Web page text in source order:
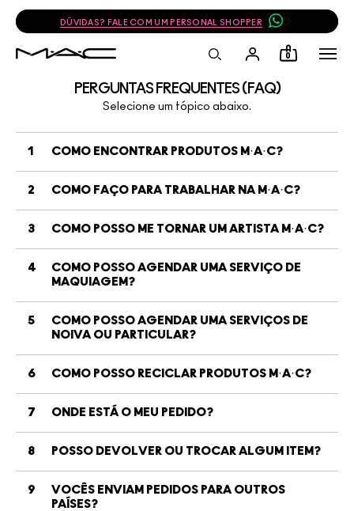
DÚVIDAS? FALE COM UM PERSONAL SHOPPER
0
PERGUNTAS FREQUENTES (FAQ)
Selecione um tópico abaixo.
1 COMO ENCONTRAR PRODUTOS M·A·C?
2 COMO FAÇO PARA TRABALHAR NA M·A·C?
3 COMO POSSO ME TORNAR UM ARTISTA M·A·C?
4
COMO POSSO AGENDAR UMA SERVIÇO DE
MAQUIAGEM?
5
COMO POSSO AGENDAR UMA SERVIÇOS DE
NOIVA OU PARTICULAR?
6 COMO POSSO RECICLAR PRODUTOS M·A·C?
7 ONDE ESTÁ O MEU PEDIDO?
8 POSSO DEVOLVER OU TROCAR ALGUM ITEM?
9
VOCÊS ENVIAM PEDIDOS PARA OUTROS
PAÍSES?